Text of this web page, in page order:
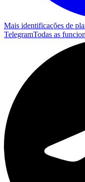
Mais identificações de
TelegramTodas as